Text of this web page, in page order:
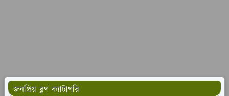
জনপ্রিয় ব্লগ ক্যাটাগরি